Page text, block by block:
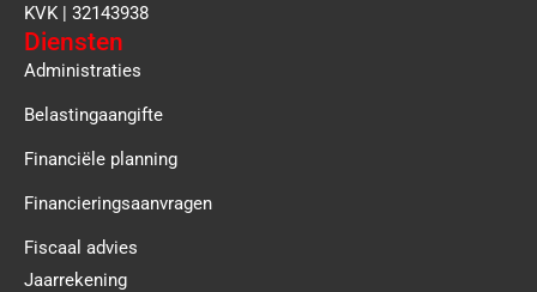
KVK | 32143938
Diensten
Administraties
Belastingaangifte
Financiële planning
Financieringsaanvragen
Fiscaal advies
Jaarrekening